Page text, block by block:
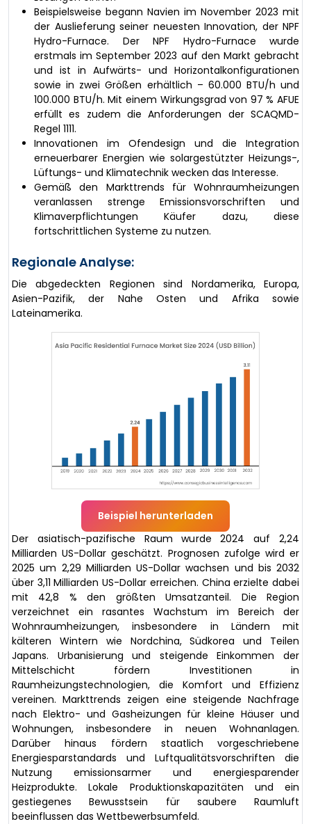
Beispielsweise begann Navien im November 2023 mit
der Auslieferung seiner neuesten Innovation, der NPF
Hydro-Furnace. Der NPF Hydro-Furnace wurde
erstmals im September 2023 auf den Markt gebracht
und ist in Aufwärts- und Horizontalkonfigurationen
sowie in zwei Größen erhältlich – 60.000 BTU/h und
100.000 BTU/h. Mit einem Wirkungsgrad von 97 % AFUE
erfüllt es zudem die Anforderungen der SCAQMD-
Regel 1111.
Innovationen im Ofendesign und die Integration
erneuerbarer Energien wie solargestützter Heizungs-,
Lüftungs- und Klimatechnik wecken das Interesse.
Gemäß den Markttrends für Wohnraumheizungen
veranlassen strenge Emissionsvorschriften und
Klimaverpflichtungen Käufer dazu, diese
fortschrittlichen Systeme zu nutzen.
Regionale Analyse:
Die abgedeckten Regionen sind Nordamerika, Europa,
Asien-Pazifik, der Nahe Osten und Afrika sowie
Lateinamerika.
Beispiel herunterladen
Der asiatisch-pazifische Raum wurde 2024 auf 2,24
Milliarden US-Dollar geschätzt. Prognosen zufolge wird er
2025 um 2,29 Milliarden US-Dollar wachsen und bis 2032
über 3,11 Milliarden US-Dollar erreichen. China erzielte dabei
mit 42,8 % den größten Umsatzanteil. Die Region
verzeichnet ein rasantes Wachstum im Bereich der
Wohnraumheizungen, insbesondere in Ländern mit
kälteren Wintern wie Nordchina, Südkorea und Teilen
Japans. Urbanisierung und steigende Einkommen der
Mittelschicht fördern Investitionen in
Raumheizungstechnologien, die Komfort und Effizienz
vereinen. Markttrends zeigen eine steigende Nachfrage
nach Elektro- und Gasheizungen für kleine Häuser und
Wohnungen, insbesondere in neuen Wohnanlagen.
Darüber hinaus fördern staatlich vorgeschriebene
Energiesparstandards und Luftqualitätsvorschriften die
Nutzung emissionsarmer und energiesparender
Heizprodukte. Lokale Produktionskapazitäten und ein
gestiegenes Bewusstsein für saubere Raumluft
beeinflussen das Wettbewerbsumfeld.